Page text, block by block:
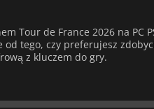
Tour de France 2026 na PC
tego, czy preferujesz
z kluczem do gry.